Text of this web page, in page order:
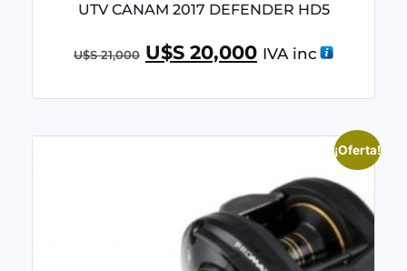
UTV CANAM 2017 DEFENDER HD5
U$S21,000 U$S 20,000 IVA inc
¡Oferta!